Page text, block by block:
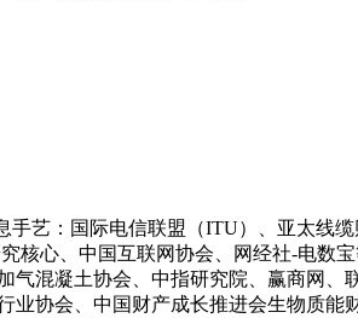
：国际电信联盟（ITU）、亚太线缆
核心、中国互联网协会、网经社-电数
混凝土协会、中指研究院、赢商网、
协会、中国财产成长推进会生物质